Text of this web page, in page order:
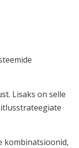
Lisaks on selle
kombinatsioonid,